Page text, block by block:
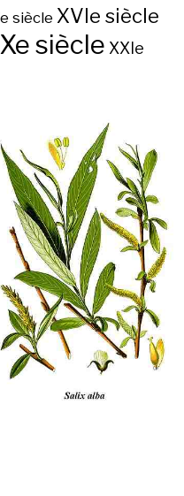
siècle XVIe siècle
siècle XXIe